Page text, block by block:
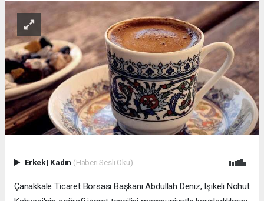
Erkek| Kadın (Haberi Sesli Oku)
Çanakkale Ticaret Borsası Başkanı Abdullah Deniz, Işıkeli Nohut